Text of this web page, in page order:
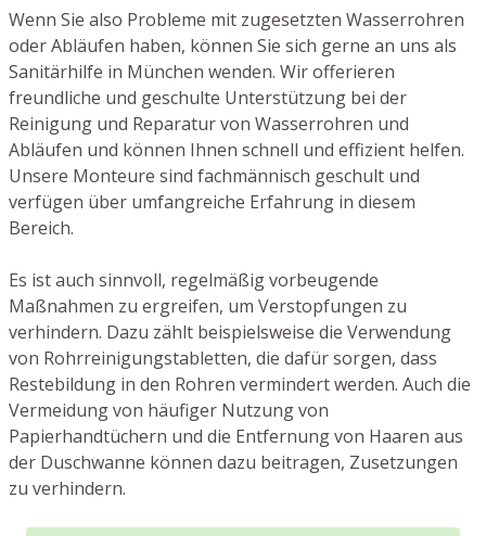
Wenn Sie also Probleme mit zugesetzten Wasserrohren
oder Abläufen haben, können Sie sich gerne an uns als
Sanitärhilfe in München wenden. Wir offerieren
freundliche und geschulte Unterstützung bei der
Reinigung und Reparatur von Wasserrohren und
Abläufen und können Ihnen schnell und effizient helfen.
Unsere Monteure sind fachmännisch geschult und
verfügen über umfangreiche Erfahrung in diesem
Bereich.
Es ist auch sinnvoll, regelmäßig vorbeugende
Maßnahmen zu ergreifen, um Verstopfungen zu
verhindern. Dazu zählt beispielsweise die Verwendung
von Rohrreinigungstabletten, die dafür sorgen, dass
Restebildung in den Rohren vermindert werden. Auch die
Vermeidung von häufiger Nutzung von
Papierhandtüchern und die Entfernung von Haaren aus
der Duschwanne können dazu beitragen, Zusetzungen
zu verhindern.